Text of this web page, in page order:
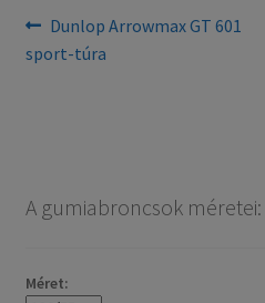
Bejegyzés
navigáció
Previous
post:
Dunlop Arrowmax GT 601
sport-túra
A gumiabroncsok méretei:
Méret: